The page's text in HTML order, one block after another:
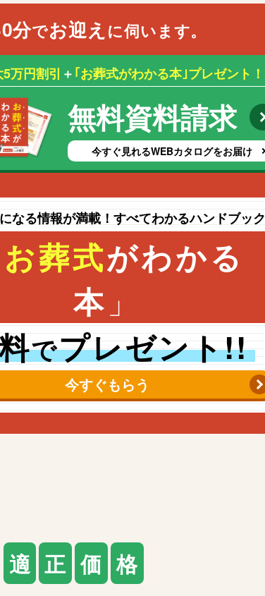
分でお迎え に伺います。
万円割引 ＋｢お葬式がわかる本｣プレゼント！
無料資料請求
今すぐ見れるWEBカタログをお届け
なる情報が満載！すべてわかるハンドブック
お葬式がわかる
本 」
でプレゼント!!
今すぐもらう
適 正 価 格